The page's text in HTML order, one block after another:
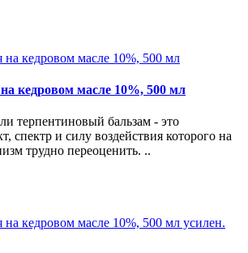
кедровом масле 10%, 500 мл
терпентиновый бальзам - это
спектр и силу воздействия которого на
трудно переоценить. ..